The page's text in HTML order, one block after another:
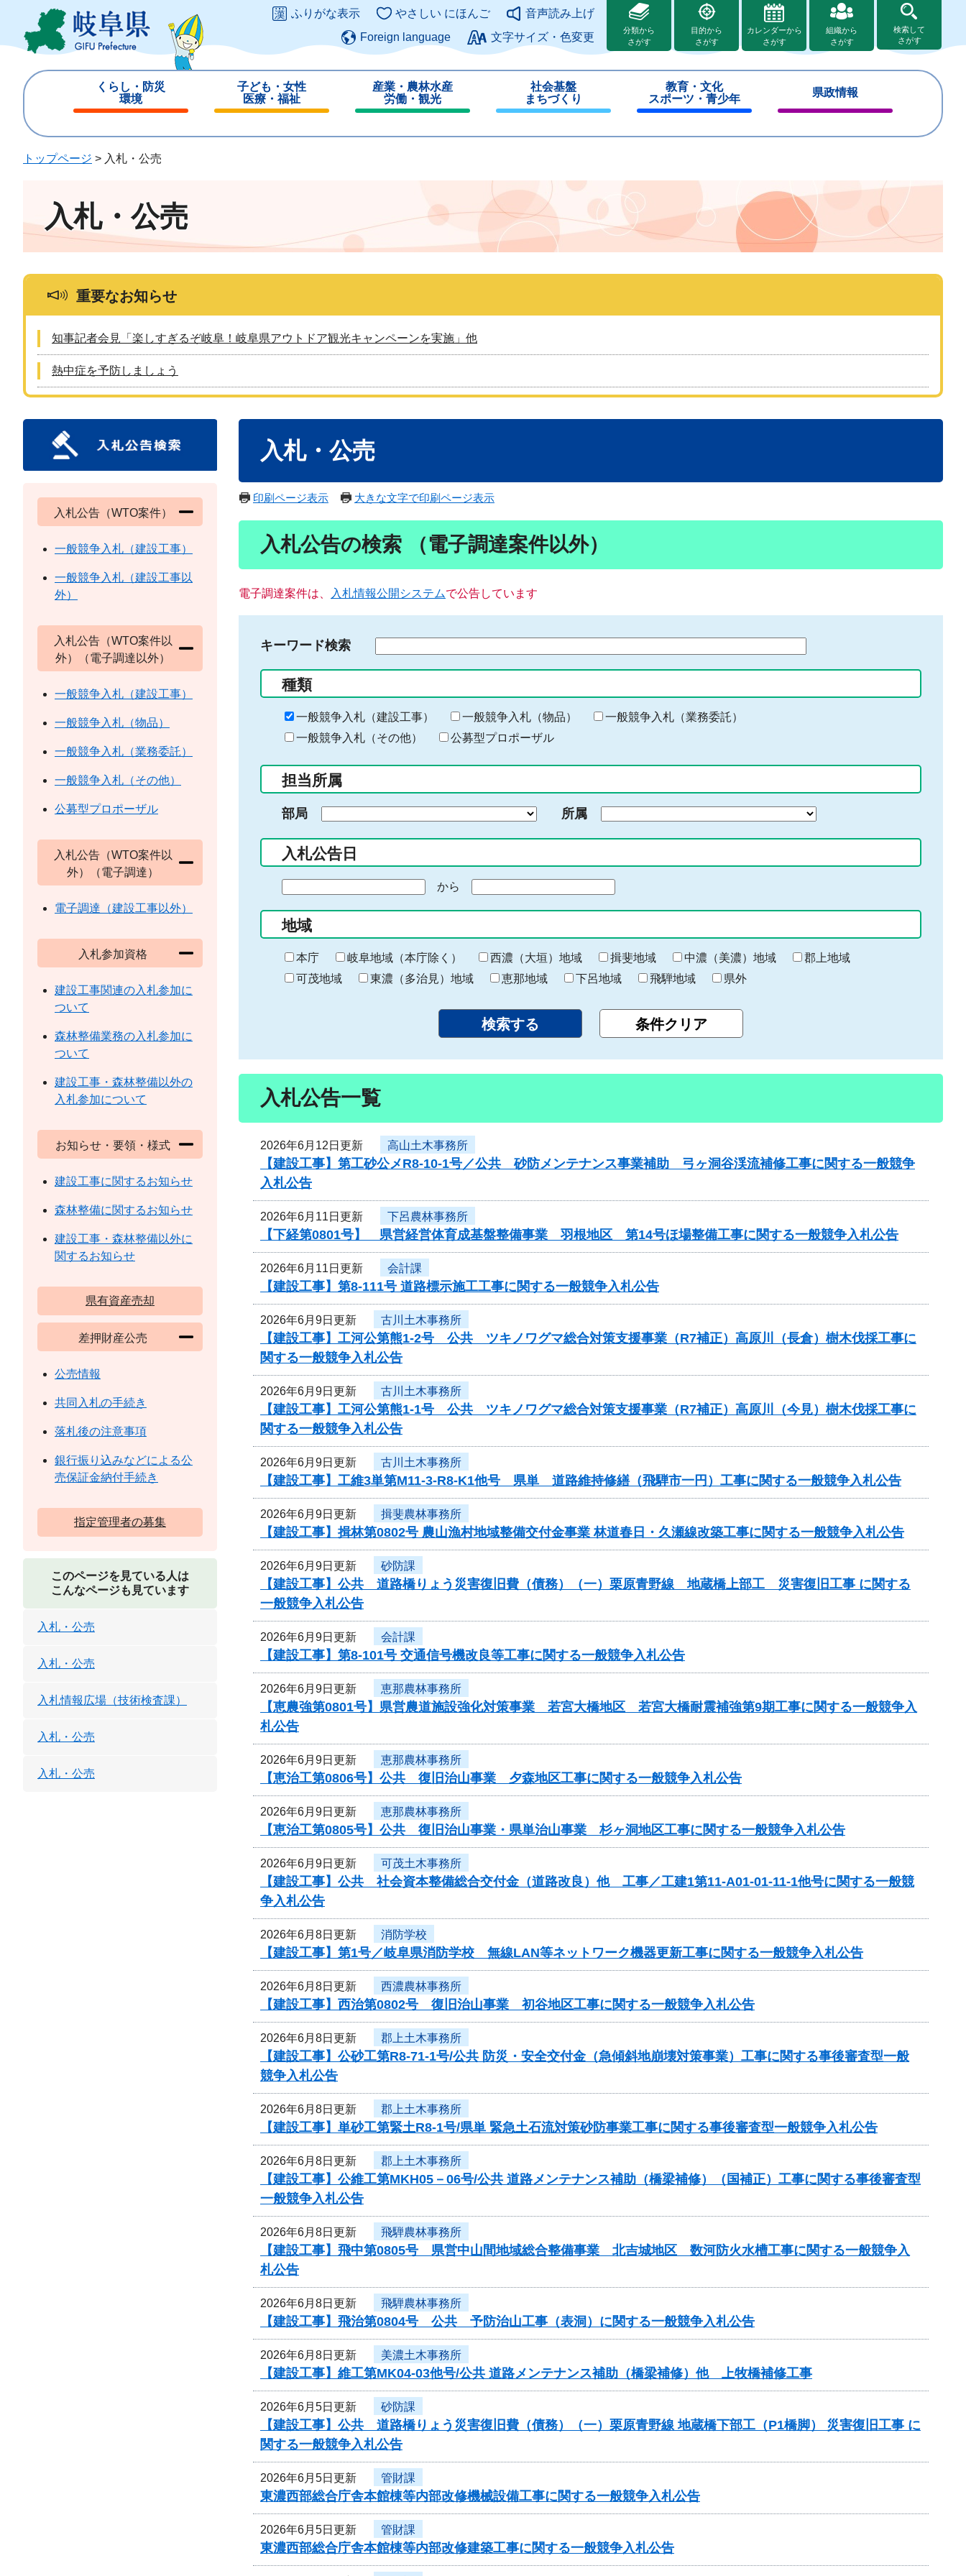
ジ
ュ
このページの本文へ
ふりがな表示 やさしい にほんご
音声読み上げ
Foreign language
文字サイズ・色変更
分類から
さがす
目的から
さがす
カレンダーから
さがす
組織から
さがす
検索して
さがす
くらし・防災
環境
じ
子ども・女性
医療・福祉
じ
産業・農林水産
労働・観光
じ
社会基盤
まちづくり
じ
教育・文化
スポーツ・青少年
じ
県政情報
じ
トップページ > 入札・公売
入札・公売
重要なお知らせ
知事記者会見「楽しすぎるぞ岐阜！岐阜県アウトドア観光キャンペーンを実施」他
熱中症を予防しましょう
入札・公売
印刷ページ表示 大きな文字で印刷ページ表示
入札公告の検索 （電子調達案件以外）
電子調達案件は、 入札情報公開システムで公告しています
キーワード検索
る
キ
ー
ー
入
力
種類
一般競争入札（建設工事） 一般競争入札（物品）
一般競争入札（業務委託）
一般競争入札（その他）
公募型プロポーザル
担当所属
部局 所属
入札公告日
の
始
ま
り
から
終
わ
り
地域
本庁 岐阜地域（本庁除く） 西濃（大垣）地域 揖斐地域 中濃（美濃）地域
郡上地域
可茂地域
東濃（多治見）地域 恵那地域 下呂地域 飛騨地域 県外
入札公告一覧
2026年6月12日更新 高山土木事務所
【建設工事】第工砂公メR8-10-1号／公共 砂防メンテナンス事業補助 弓ヶ洞谷渓流補修工事に関する一般競争
入札公告
2026年6月11日更新 下呂農林事務所
【下経第0801号】 県営経営体育成基盤整備事業 羽根地区 第14号ほ場整備工事に関する一般競争入札公告
2026年6月11日更新 会計課
【建設工事】第8-111号 道路標示施工工事に関する一般競争入札公告
2026年6月9日更新 古川土木事務所
【建設工事】工河公第熊1-2号 公共 ツキノワグマ総合対策支援事業（R7補正）高原川（長倉）樹木伐採工事に
関する一般競争入札公告
2026年6月9日更新 古川土木事務所
【建設工事】工河公第熊1-1号 公共 ツキノワグマ総合対策支援事業（R7補正）高原川（今見）樹木伐採工事に
関する一般競争入札公告
2026年6月9日更新 古川土木事務所
【建設工事】工維3単第M11-3-R8-K1他号 県単 道路維持修繕（飛騨市一円）工事に関する一般競争入札公告
2026年6月9日更新 揖斐農林事務所
【建設工事】揖林第0802号 農山漁村地域整備交付金事業 林道春日・久瀬線改築工事に関する一般競争入札公告
2026年6月9日更新 砂防課
【建設工事】公共 道路橋りょう災害復旧費（債務）（一）栗原青野線 地蔵橋上部工 災害復旧工事 に関する
一般競争入札公告
2026年6月9日更新 会計課
【建設工事】第8-101号 交通信号機改良等工事に関する一般競争入札公告
2026年6月9日更新 恵那農林事務所
【恵農強第0801号】県営農道施設強化対策事業 若宮大橋地区 若宮大橋耐震補強第9期工事に関する一般競争入
札公告
2026年6月9日更新 恵那農林事務所
【恵治工第0806号】公共 復旧治山事業 夕森地区工事に関する一般競争入札公告
2026年6月9日更新 恵那農林事務所
【恵治工第0805号】公共 復旧治山事業・県単治山事業 杉ヶ洞地区工事に関する一般競争入札公告
2026年6月9日更新 可茂土木事務所
【建設工事】公共 社会資本整備総合交付金（道路改良）他 工事／工建1第11-A01-01-11-1他号に関する一般競
争入札公告
2026年6月8日更新 消防学校
【建設工事】第1号／岐阜県消防学校 無線LAN等ネットワーク機器更新工事に関する一般競争入札公告
2026年6月8日更新 西濃農林事務所
【建設工事】西治第0802号 復旧治山事業 初谷地区工事に関する一般競争入札公告
2026年6月8日更新 郡上土木事務所
【建設工事】公砂工第R8-71-1号/公共 防災・安全交付金（急傾斜地崩壊対策事業）工事に関する事後審査型一般
競争入札公告
2026年6月8日更新 郡上土木事務所
【建設工事】単砂工第緊土R8-1号/県単 緊急土石流対策砂防事業工事に関する事後審査型一般競争入札公告
2026年6月8日更新 郡上土木事務所
【建設工事】公維工第MKH05－06号/公共 道路メンテナンス補助（橋梁補修）（国補正）工事に関する事後審査型
一般競争入札公告
2026年6月8日更新 飛騨農林事務所
【建設工事】飛中第0805号 県営中山間地域総合整備事業 北吉城地区 数河防火水槽工事に関する一般競争入
札公告
2026年6月8日更新 飛騨農林事務所
【建設工事】飛治第0804号 公共 予防治山工事（表洞）に関する一般競争入札公告
2026年6月8日更新 美濃土木事務所
【建設工事】維工第MK04-03他号/公共 道路メンテナンス補助（橋梁補修）他 上牧橋補修工事
2026年6月5日更新 砂防課
【建設工事】公共 道路橋りょう災害復旧費（債務）（一）栗原青野線 地蔵橋下部工（P1橋脚） 災害復旧工事 に
関する一般競争入札公告
2026年6月5日更新 管財課
東濃西部総合庁舎本館棟等内部改修機械設備工事に関する一般競争入札公告
2026年6月5日更新 管財課
東濃西部総合庁舎本館棟等内部改修建築工事に関する一般競争入札公告
入札公告（WTO案件）
一般競争入札（建設工事）
一般競争入札（建設工事以
外）
入札公告（WTO案件以
外）（電子調達以外）
一般競争入札（建設工事）
一般競争入札（物品）
一般競争入札（業務委託）
一般競争入札（その他）
公募型プロポーザル
入札公告（WTO案件以
外）（電子調達）
電子調達（建設工事以外）
入札参加資格
建設工事関連の入札参加に
ついて
森林整備業務の入札参加に
ついて
建設工事・森林整備以外の
入札参加について
お知らせ・要領・様式
建設工事に関するお知らせ
森林整備に関するお知らせ
建設工事・森林整備以外に
関するお知らせ
県有資産売却
差押財産公売
公売情報
共同入札の手続き
落札後の注意事項
銀行振り込みなどによる公
売保証金納付手続き
指定管理者の募集
このページを見ている人は
こんなページも見ています
入札・公売
入札・公売
入札情報広場（技術検査課）
入札・公売
入札・公売